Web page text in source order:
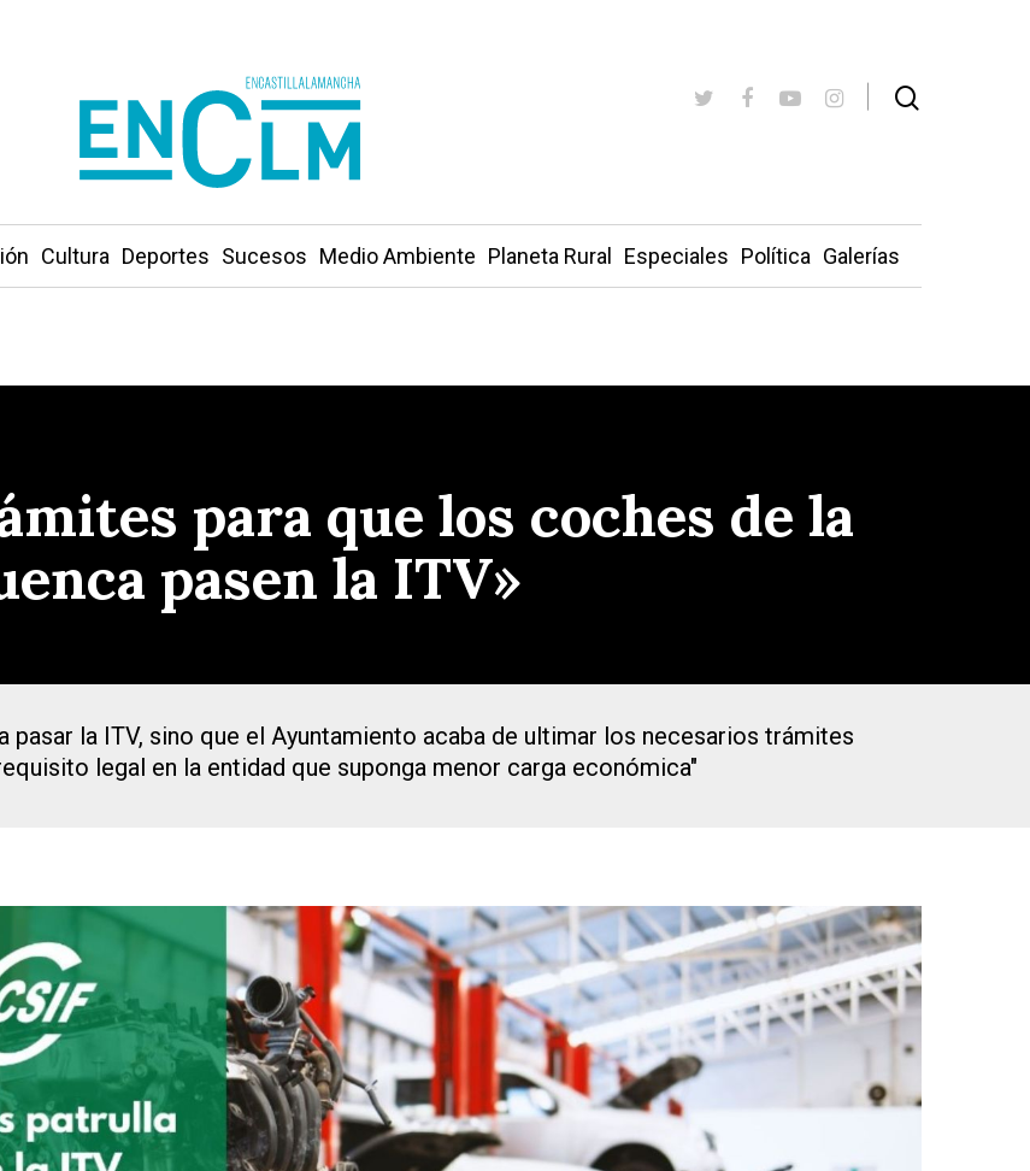
Cultura Deportes Sucesos Medio Ambiente Planeta Rural Especiales Política Galerías
para que los coches de la
pasen la ITV»
la ITV, sino que el Ayuntamiento acaba de ultimar los necesarios trámites
legal en la entidad que suponga menor carga económica"